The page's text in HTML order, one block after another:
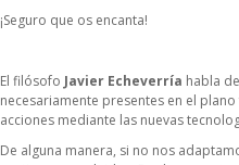
¡Seguro que os encanta!
El filósofo Javier Echeverría habla
necesariamente presentes en el
acciones mediante las nuevas
De alguna manera, si no nos